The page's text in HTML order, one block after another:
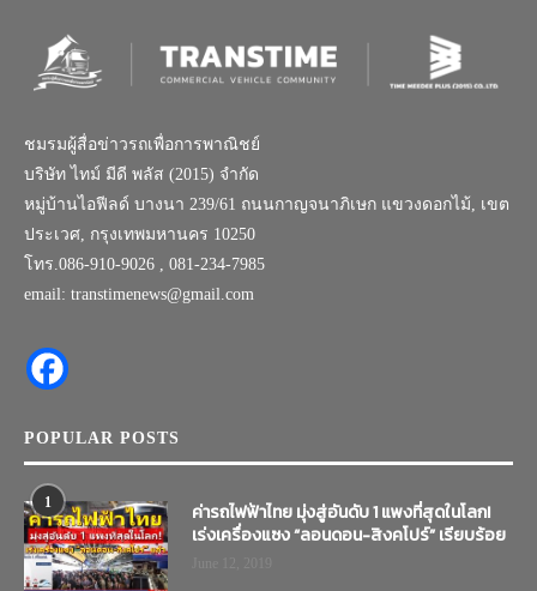
ชมรมผู้สื่อข่าวรถเพื่อการพาณิชย์
บริษัท ไทม์ มีดี พลัส (2015) จำกัด
หมู่บ้านไอฟีลด์ บางนา 239/61 ถนนกาญจนาภิเษก แขวงดอกไม้, เขต
ประเวศ, กรุงเทพมหานคร 10250
โทร.086-910-9026 , 081-234-7985
email: transtimenews@gmail.com
POPULAR POSTS
1
ค่ารถไฟฟ้าไทย มุ่งสู่อันดับ 1 แพงที่สุดในโลก!
เร่งเครื่องแซง “ลอนดอน-สิงคโปร์” เรียบร้อย